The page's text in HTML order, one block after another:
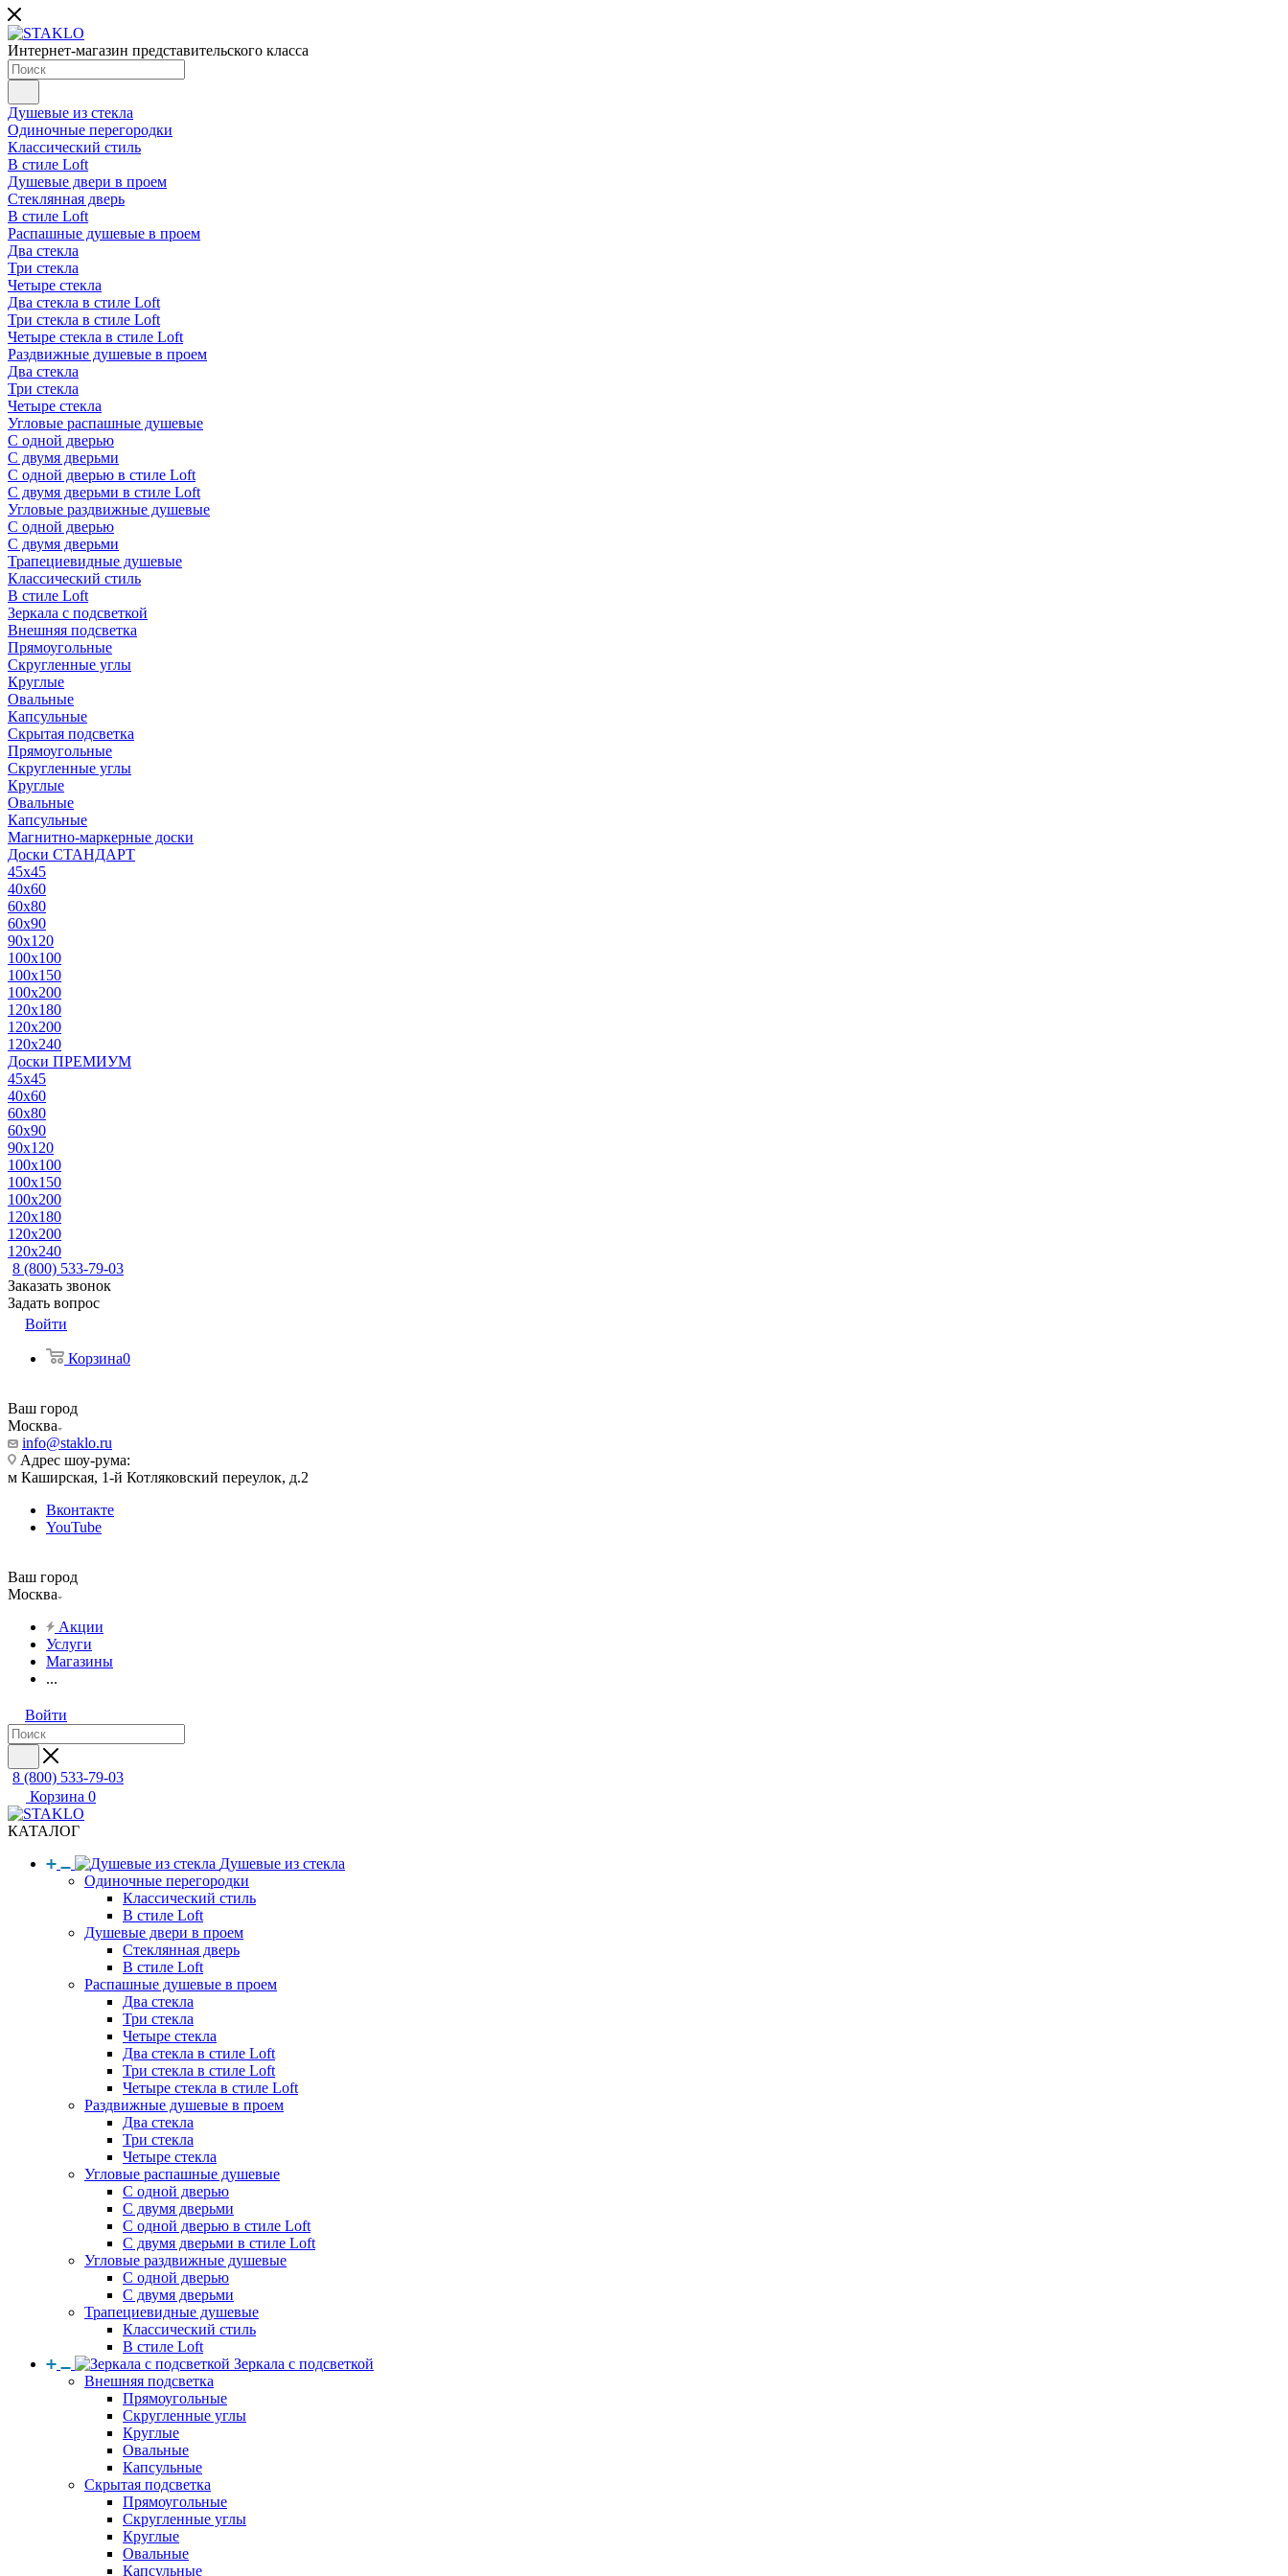
Интернет-магазин представительского класса
Душевые из стекла
Одиночные перегородки
Классический стиль
В стиле Loft
Душевые двери в проем
Стеклянная дверь
В стиле Loft
Распашные душевые в проем
Два стекла
Три стекла
Четыре стекла
Два стекла в стиле Loft
Три стекла в стиле Loft
Четыре стекла в стиле Loft
Раздвижные душевые в проем
Два стекла
Три стекла
Четыре стекла
Угловые распашные душевые
С одной дверью
С двумя дверьми
С одной дверью в стиле Loft
С двумя дверьми в стиле Loft
Угловые раздвижные душевые
С одной дверью
С двумя дверьми
Трапециевидные душевые
Классический стиль
В стиле Loft
Зеркала с подсветкой
Внешняя подсветка
Прямоугольные
Скругленные углы
Круглые
Овальные
Капсульные
Скрытая подсветка
Прямоугольные
Скругленные углы
Круглые
Овальные
Капсульные
Магнитно-маркерные доски
Доски СТАНДАРТ
45x45
40x60
60x80
60x90
90x120
100x100
100x150
100x200
120x180
120x200
120x240
Доски ПРЕМИУМ
45x45
40x60
60x80
60x90
90x120
100x100
100x150
100x200
120x180
120x200
120x240
8 (800) 533-79-03
Заказать звонок
Задать вопрос
Войти
Корзина0
Ваш город
Москва
info@staklo.ru
Адрес шоу-рума:
м Каширская, 1-й Котляковский переулок, д.2
Вконтакте
YouTube
Ваш город
Москва
Акции
Услуги
Магазины
...
Войти
8 (800) 533-79-03
Корзина 0
КАТАЛОГ
Душевые из стекла
Одиночные перегородки
Классический стиль
В стиле Loft
Душевые двери в проем
Стеклянная дверь
В стиле Loft
Распашные душевые в проем
Два стекла
Три стекла
Четыре стекла
Два стекла в стиле Loft
Три стекла в стиле Loft
Четыре стекла в стиле Loft
Раздвижные душевые в проем
Два стекла
Три стекла
Четыре стекла
Угловые распашные душевые
С одной дверью
С двумя дверьми
С одной дверью в стиле Loft
С двумя дверьми в стиле Loft
Угловые раздвижные душевые
С одной дверью
С двумя дверьми
Трапециевидные душевые
Классический стиль
В стиле Loft
Зеркала с подсветкой
Внешняя подсветка
Прямоугольные
Скругленные углы
Круглые
Овальные
Капсульные
Скрытая подсветка
Прямоугольные
Скругленные углы
Круглые
Овальные
Капсульные